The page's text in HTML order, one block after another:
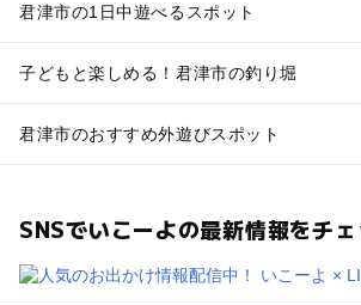
君津市の1日中遊べるスポット
子どもと楽しめる！君津市の釣り堀
君津市のおすすめ外遊びスポット
SNSでいこーよの最新情報をチェ